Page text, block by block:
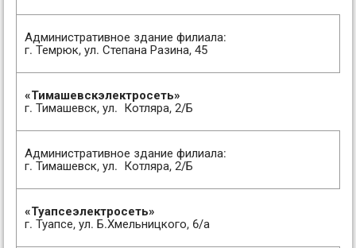
Административное здание филиала:
г. Темрюк, ул. Степана Разина, 45
«Тимашевскэлектросеть»
г. Тимашевск, ул. Котляра, 2/Б
Административное здание филиала:
г. Тимашевск, ул. Котляра, 2/Б
«Туапсеэлектросеть»
г. Туапсе, ул. Б.Хмельницкого, 6/а